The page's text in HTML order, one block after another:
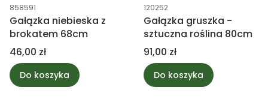
Kod produktu
858591
Gałązka niebieska z
brokatem 68cm
Cena
46,00 zł
Do koszyka
Kod produktu
120252
Gałązka gruszka -
sztuczna roślina 80cm
Cena
91,00 zł
Do koszyka